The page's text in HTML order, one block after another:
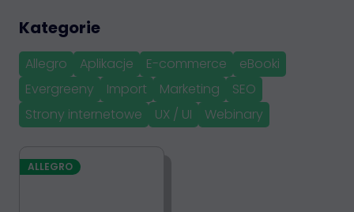
Kategorie
Allegro Aplikacje E-commerce
eBooki
Evergreeny
Import Marketing
SEO
Strony internetowe
UX / UI Webinary
ALLEGRO